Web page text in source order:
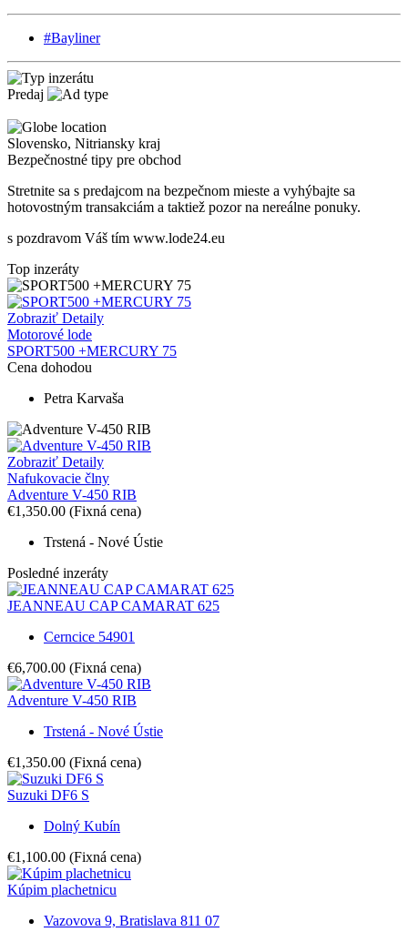
#Bayliner
Predaj
Slovensko, Nitriansky kraj
Bezpečnostné tipy pre obchod
Stretnite sa s predajcom na bezpečnom mieste a vyhýbajte sa
hotovostným transakciám a taktiež pozor na nereálne ponuky.
s pozdravom Váš tím www.lode24.eu
Top inzeráty
Zobraziť Detaily
Motorové lode
SPORT500 +MERCURY 75
Cena dohodou
Petra Karvaša
Zobraziť Detaily
Nafukovacie člny
Adventure V-450 RIB
€1,350.00 (Fixná cena)
Trstená - Nové Ústie
Posledné inzeráty
JEANNEAU CAP CAMARAT 625
Cerncice 54901
€6,700.00 (Fixná cena)
Adventure V-450 RIB
Trstená - Nové Ústie
€1,350.00 (Fixná cena)
Suzuki DF6 S
Dolný Kubín
€1,100.00 (Fixná cena)
Kúpim plachetnicu
Vazovova 9, Bratislava 811 07